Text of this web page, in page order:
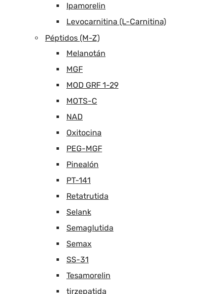
Ipamorelin
Levocarnitina (L-Carnitina)
Péptidos (M-Z)
Melanotán
MGF
MOD GRF 1-29
MOTS-C
NAD
Oxitocina
PEG-MGF
Pinealón
PT-141
Retatrutida
Selank
Semaglutida
Semax
SS-31
Tesamorelin
tirzepatida